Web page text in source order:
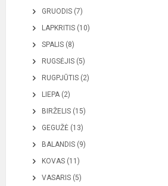
GRUODIS (7)
LAPKRITIS (10)
SPALIS (8)
RUGSĖJIS (5)
RUGPJŪTIS (2)
LIEPA (2)
BIRŽELIS (15)
GEGUŽĖ (13)
BALANDIS (9)
KOVAS (11)
VASARIS (5)